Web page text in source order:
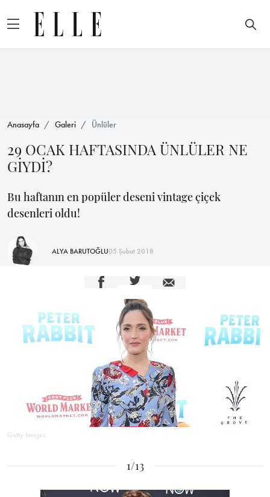
Anasayfa Galeri Ünlüler
29 OCAK HAFTASINDA ÜNLÜLER NE
GİYDİ?
Bu haftanın en popüler deseni vintage çiçek
desenleri oldu!
ALYA BARUTOĞLU05 Şubat 2018
Getty Images
1/13